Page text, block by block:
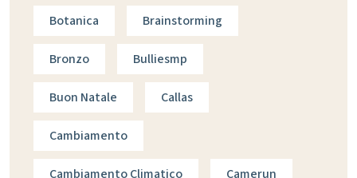
Botanica Brainstorming
Bronzo Bulliesmp
Buon Natale Callas
Cambiamento
Cambiamento Climatico Camerun